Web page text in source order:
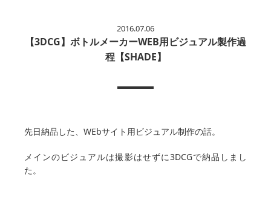
2016.07.06
【3DCG】ボトルメーカーWEB用ビジュアル製作過
程【SHADE】
先日納品した、WEbサイト用ビジュアル制作の話。
メインのビジュアルは撮影はせずに3DCGで納品しまし
た。